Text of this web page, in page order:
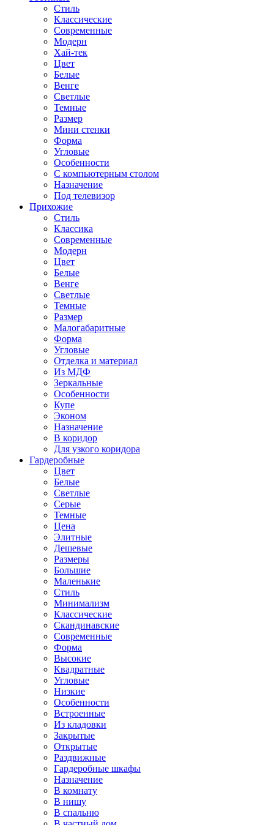
Стиль
Классические
Современные
Модерн
Хай-тек
Цвет
Белые
Венге
Светлые
Темные
Размер
Мини стенки
Форма
Угловые
Особенности
С компьютерным столом
Назначение
Под телевизор
Прихожие
Стиль
Классика
Современные
Модерн
Цвет
Белые
Венге
Светлые
Темные
Размер
Малогабаритные
Форма
Угловые
Отделка и материал
Из МДФ
Зеркальные
Особенности
Купе
Эконом
Назначение
В коридор
Для узкого коридора
Гардеробные
Цвет
Белые
Светлые
Серые
Темные
Цена
Элитные
Дешевые
Размеры
Большие
Маленькие
Стиль
Минимализм
Классические
Скандинавские
Современные
Форма
Высокие
Квадратные
Угловые
Низкие
Особенности
Встроенные
Из кладовки
Закрытые
Открытые
Раздвижные
Гардеробные шкафы
Назначение
В комнату
В нишу
В спальню